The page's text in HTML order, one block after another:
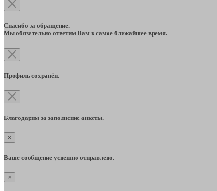
Спасибо за обращение.
Мы обязательно ответим Вам в самое ближайшее время.
Профиль сохранён.
Благодарим за заполнение анкеты.
×
Ваше сообщение успешно отправлено.
×